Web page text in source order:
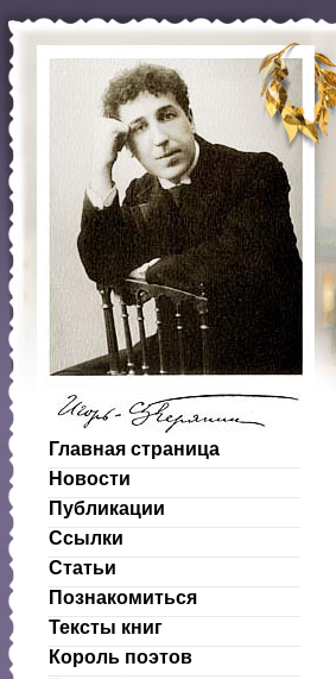
Главная страница
Новости
Публикации
Ссылки
Статьи
Познакомиться
Тексты книг
Король поэтов